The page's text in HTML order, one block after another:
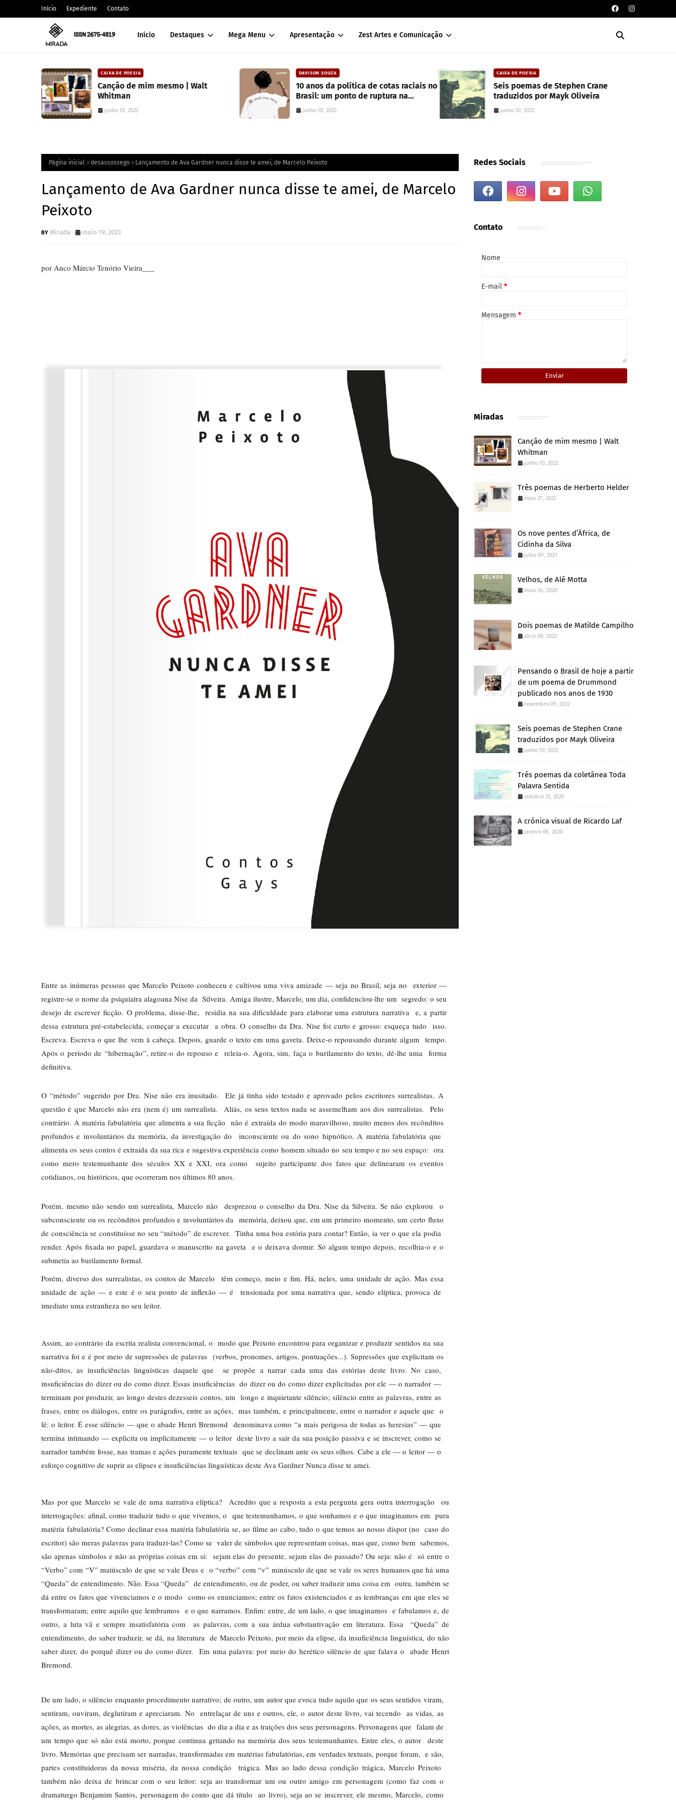
Início Expediente Contato
Início Destaques Mega Menu Apresentação Zest Artes e Comunicação
CAIXA DE POESIA
Canção de mim mesmo | Walt
Whitman
junho 10, 2022
DAVISON SOUZA
10 anos da política de cotas raciais no
Brasil: um ponto de ruptura na
colonialidade
junho 10, 2022
CAIXA DE POESIA
Seis poemas de Stephen Crane
traduzidos por Mayk Oliveira
junho 10, 2022
Página inicial desassossego Lançamento de Ava Gardner nunca disse te amei, de Marcelo Peixoto
Lançamento de Ava Gardner nunca disse te amei, de Marcelo
Peixoto
Mirada maio 19, 2023
por Anco Márcio Tenório Vieira___
Entre as inúmeras pessoas que Marcelo Peixoto conheceu e cultivou uma viva amizade — seja no Brasil, seja no  exterior —
registre-se o nome da psiquiatra alagoana Nise da  Silveira. Amiga ilustre, Marcelo, um dia, confidenciou-lhe um  segredo: o seu
desejo de escrever ficção. O problema, disse-lhe,  residia na sua dificuldade para elaborar uma estrutura narrativa  e, a partir
dessa estrutura pré-estabelecida, começar a executar  a obra. O conselho da Dra. Nise foi curto e grosso: esqueça tudo  isso.
Escreva. Escreva o que lhe vem à cabeça. Depois, guarde o texto em uma gaveta. Deixe-o repousando durante algum  tempo.
Após o período de “hibernação”, retire-o do repouso e  releia-o. Agora, sim, faça o burilamento do texto, dê-lhe uma  forma
definitiva.
O “método” sugerido por Dra. Nise não era inusitado.  Ele já tinha sido testado e aprovado pelos escritores surrealistas. A
questão é que Marcelo não era (nem é) um surrealista.  Aliás, os seus textos nada se assemelham aos dos surrealistas.  Pelo
contrário. A matéria fabulatória que alimenta a sua ficção  não é extraída do modo maravilhoso, muito menos dos recônditos
profundos e involuntários da memória, da investigação do  inconsciente ou do sono hipnótico. A matéria fabulatória que
alimenta os seus contos é extraída da sua rica e sugestiva experiência como homem situado no seu tempo e no seu espaço:  ora
como mero testemunhante dos séculos XX e XXI, ora como  sujeito participante dos fatos que delinearam os eventos
cotidianos, ou históricos, que ocorreram nos últimos 80 anos.
Porém, mesmo não sendo um surrealista, Marcelo não  desprezou o conselho da Dra. Nise da Silveira. Se não explorou  o
subconsciente ou os recônditos profundos e involuntários da  memória, deixou que, em um primeiro momento, um certo fluxo
de consciência se constituísse no seu “método” de escrever.  Tinha uma boa estória para contar? Então, ia ver o que ela podia
render. Após fixada no papel, guardava o manuscrito na gaveta  e o deixava dormir. Só algum tempo depois, recolhia-o e o
submetia ao burilamento formal.
Porém, diverso dos surrealistas, os contos de Marcelo  têm começo, meio e fim. Há, neles, uma unidade de ação. Mas essa
unidade de ação — e este é o seu ponto de inflexão — é  tensionada por uma narrativa que, sendo elíptica, provoca de
imediato uma estranheza no seu leitor.
Assim, ao contrário da escrita realista convencional, o  modo que Peixoto encontrou para organizar e produzir sentidos na sua
narrativa foi e é por meio de supressões de palavras  (verbos, pronomes, artigos, pontuações...). Supressões que explicitam os
não-ditos, as insuficiências linguísticas daquele que  se propõe a narrar cada uma das estórias deste livro. No caso,
insuficiências do dizer ou do como dizer. Essas insuficiências  do dizer ou do como dizer explicitadas por ele — o narrador —
terminam por produzir, ao longo destes dezesseis contos, um  longo e inquietante silêncio; silêncio entre as palavras, entre as
frases, entre os diálogos, entre os parágrafos, entre as ações,  mas também, e principalmente, entre o narrador e aquele que  o
lê: o leitor. É esse silêncio — que o abade Henri Bremond  denominava como “a mais perigosa de todas as heresias” — que
termina intimando — explicita ou implicitamente — o leitor  deste livro a sair da sua posição passiva e se inscrever, como se
narrador também fosse, nas tramas e ações puramente textuais  que se declinam ante os seus olhos. Cabe a ele — o leitor — o
esforço cognitivo de suprir as elipses e insuficiências linguísticas deste Ava Gardner Nunca disse te amei.
Mas por que Marcelo se vale de uma narrativa elíptica?  Acredito que a resposta a esta pergunta gera outra interrogação  ou
interrogações: afinal, como traduzir tudo o que vivemos, o  que testemunhamos, o que sonhamos e o que imaginamos em  pura
matéria fabulatória? Como declinar essa matéria fabulatória se, ao filme ao cabo, tudo o que temos ao nosso dispor (no  caso do
escritor) são meras palavras para traduzi-las? Como se  valer de símbolos que representam coisas, mas que, como bem  sabemos,
são apenas símbolos e não as próprias coisas em si:  sejam elas do presente, sejam elas do passado? Ou seja: não é  só entre o
“Verbo” com “V” maiúsculo de que se vale Deus e  o “verbo” com “v” minúsculo de que se vale os seres humanos que há uma
“Queda” de entendimento. Não. Essa “Queda”  de entendimento, ou de poder, ou saber traduzir uma coisa em  outra, também se
dá entre os fatos que vivenciamos e o modo  como os enunciamos; entre os fatos existenciados e as lembranças em que eles se
transformaram; entre aquilo que lembramos  e o que narramos. Enfim: entre, de um lado, o que imaginamos  e fabulamos e, de
outro, a luta vã e sempre insatisfatória com  as palavras, com a sua árdua substantivação em literatura. Essa  “Queda” de
entendimento, do saber traduzir, se dá, na literatura  de Marcelo Peixoto, por meio da elipse, da insuficiência linguística, do não
saber dizer, do porquê dizer ou do como dizer.  Em uma palavra: por meio do herético silêncio de que falava o  abade Henri
Bremond.
De um lado, o silêncio enquanto procedimento narrativo; de outro, um autor que evoca tudo aquilo que os seus sentidos viram,
sentiram, ouviram, deglutiram e apreciaram. No  entrelaçar de uns e outros, ele, o autor deste livro, vai tecendo  as vidas, as
ações, as mortes, as alegrias, as dores, as violências  do dia a dia e as traições dos seus personagens. Personagens que  falam de
um tempo que só não está morto, porque continua gritando na memória dos seus testemunhantes. Entre eles, o autor  deste
livro. Memórias que precisam ser narradas, transformadas em matérias fabulatórias, em verdades textuais, porque foram,  e são,
partes constituidoras da nossa miséria, da nossa condição  trágica. Mas ao lado dessa condição trágica, Marcelo Peixoto
também não deixa de brincar com o seu leitor: seja ao transformar um ou outro amigo em personagem (como faz com o
dramaturgo Benjamim Santos, personagem do conto que dá título  ao livro), seja ao se inscrever, ele mesmo, Marcelo, como
Redes Sociais
Contato
Nome
E-mail *
Mensagem *
Miradas
Canção de mim mesmo | Walt
Whitman
junho 10, 2022
Três poemas de Herberto Helder
maio 27, 2022
Os nove pentes d’África, de
Cidinha da Silva
julho 09, 2021
Velhos, de Alê Motta
maio 24, 2020
Dois poemas de Matilde Campilho
abril 08, 2022
Pensando o Brasil de hoje a partir
de um poema de Drummond
publicado nos anos de 1930
novembro 09, 2022
Seis poemas de Stephen Crane
traduzidos por Mayk Oliveira
junho 10, 2022
Três poemas da coletânea Toda
Palavra Sentida
outubro 31, 2020
A crônica visual de Ricardo Laf
janeiro 06, 2020